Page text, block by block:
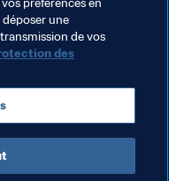
de Sydney. Le
adieux pour Mark
du Mouvement
préférences en
une
de vos
des